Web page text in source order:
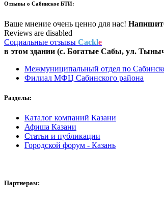
Отзывы о Сабинское БТИ:
Ваше мнение очень ценно для нас!
Reviews are disabled
Социальные отзывы Cackle
в этом здании (с. Богатые Сабы, ул.
Межмуниципальный отдел по
Филиал МФЦ Сабинского района
Разделы:
Каталог компаний Казани
Афиша Казани
Статьи и публикации
Городской форум - Казань
Партнерам: